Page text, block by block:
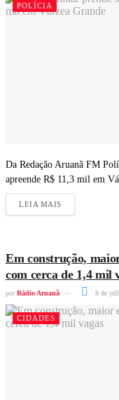
POLÍCIA
Da Redação Aruanã FM
apreende R$ 11,3 mil em
LEIA MAIS
Em construção,
com cerca de 1,4 mil
por Rádio Aruanã 8 de
CIDADES